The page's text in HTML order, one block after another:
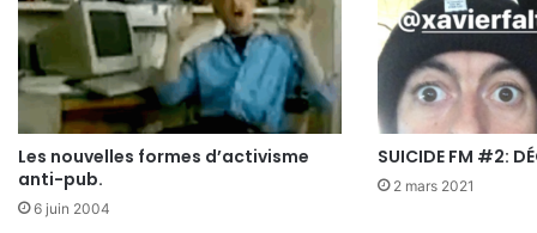
Les nouvelles formes d’activisme
anti-pub.
6 juin 2004
SUICIDE FM #2:
2 mars 2021